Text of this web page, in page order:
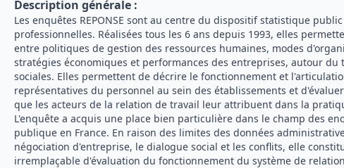
Description générale :
Les enquêtes REPONSE sont au centre du dispositif statistique
professionnelles. Réalisées tous les 6 ans depuis 1993, elles
entre politiques de gestion des ressources humaines, modes
stratégies économiques et performances des entreprises, autour du
sociales. Elles permettent de décrire le fonctionnement et
représentatives du personnel au sein des établissements et
que les acteurs de la relation de travail leur attribuent dans la
L'enquête a acquis une place bien particulière dans le champ des
publique en France. En raison des limites des données
négociation d'entreprise, le dialogue social et les conflits, elle
irremplaçable d'évaluation du fonctionnement du système de